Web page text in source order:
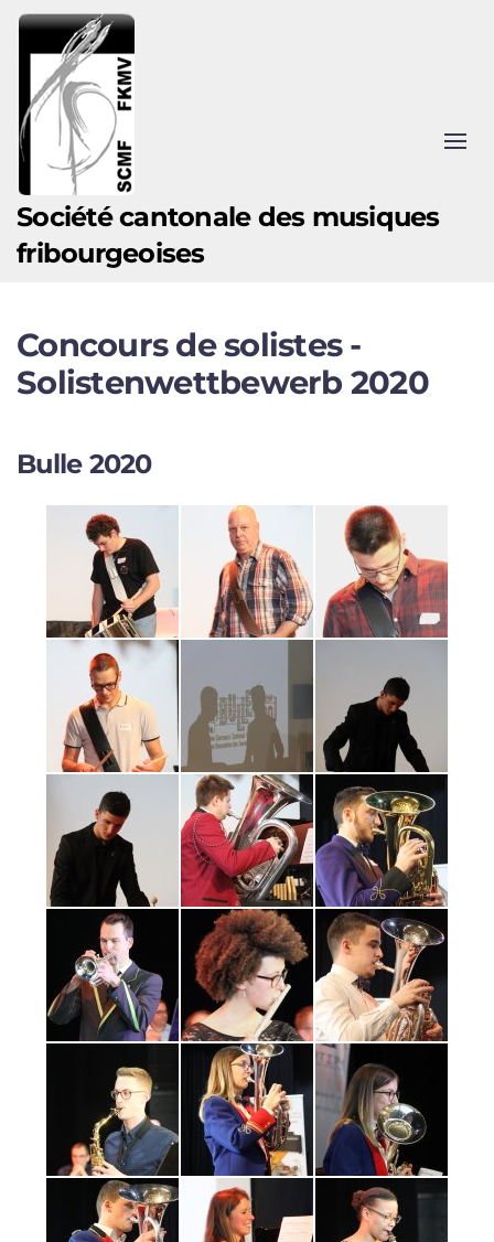
Accéder au contenu principal
Société cantonale des musiques
fribourgeoises
Concours de solistes -
Solistenwettbewerb 2020
Bulle 2020